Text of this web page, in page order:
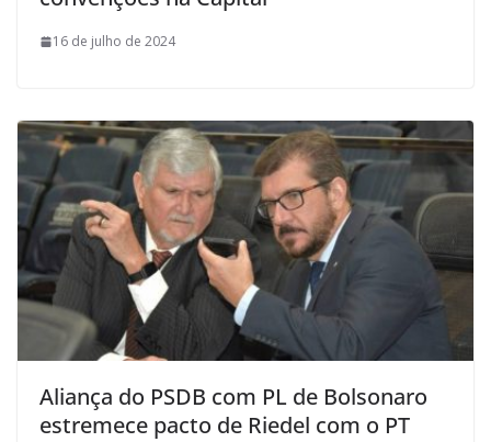
16 de julho de 2024
Aliança do PSDB com PL de Bolsonaro
estremece pacto de Riedel com o PT